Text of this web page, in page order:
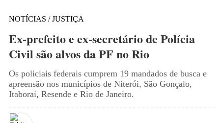
NOTÍCIAS / JUSTIÇA
Ex-prefeito e ex-secretário de Polícia
Civil são alvos da PF no Rio
Os policiais federais cumprem 19 mandados de busca e
apreensão nos municípios de Niterói, São Gonçalo,
Itaboraí, Resende e Rio de Janeiro.